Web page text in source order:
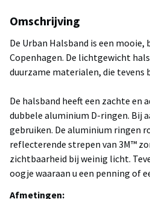
Omschrijving
De Urban Halsband is een mooie,
Copenhagen. De lichtgewicht
duurzame materialen, die tevens
De halsband heeft een zachte en
dubbele aluminium D-ringen. Bij
gebruiken. De aluminium ringen
reflecterende strepen van 3M™
zichtbaarheid bij weinig licht.
oogje waaraan u een penning of
Afmetingen: